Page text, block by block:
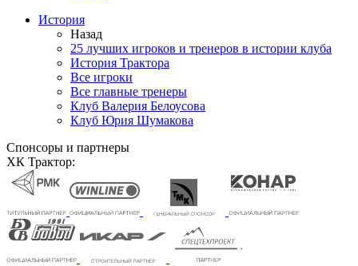
История
Назад
25 лучших игроков и тренеров в истории клуба
История Трактора
Все игроки
Все главные тренеры
Клуб Валерия Белоусова
Клуб Юрия Шумакова
Спонсоры и партнеры
ХК Трактор: